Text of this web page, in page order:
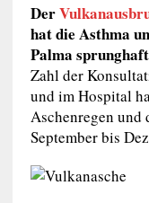
Der
hat die Asthma
Palma
Zahl der
und im Hospital
Aschenregen und
September bis